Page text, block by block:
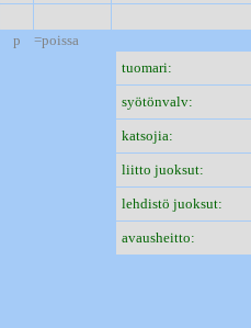
p
=poissa
tuomari:
syötönvalv:
katsojia:
liitto juoksut:
lehdistö juoksut:
avausheitto: